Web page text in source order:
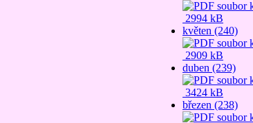
2994 kB
květen (240)
2909 kB
duben (239)
3424 kB
březen (238)